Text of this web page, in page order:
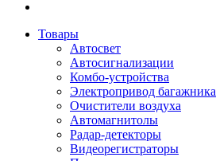
Товары
Автосвет
Автосигнализации
Комбо-устройства
Электропривод багажника
Очистители воздуха
Автомагнитолы
Радар-детекторы
Видеорегистраторы